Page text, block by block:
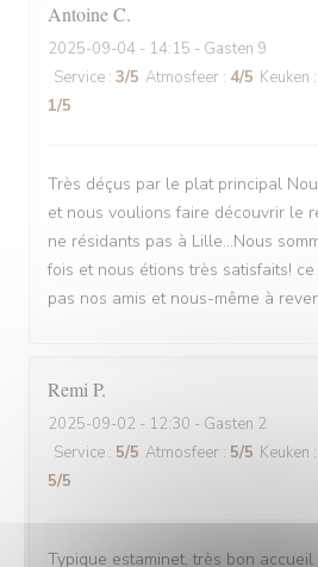
AntoineC
2025-09-04 - 14:15 - Gasten 9
Service : 3/5 Atmosfeer : 4/5 Keuken :
1/5
Très déçus par le plat principal
et nous voulions faire découvrir le
ne résidants pas à Lille...Nous
fois et nous étions très satisfaits!
pas nos amis et nous-même à
Remi P
2025-09-02 - 12:30 - Gasten 2
Service : 5/5 Atmosfeer : 5/5 Keuken :
5/5
Typique estaminet, très bon accueil